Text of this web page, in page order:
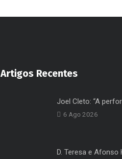
Artigos Recentes
Joel Cleto: “A
6 Ago 2026
D. Teresa e Afonso